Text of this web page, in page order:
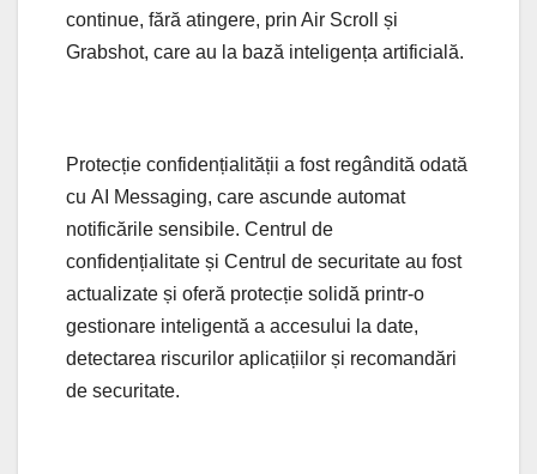
continue, fără atingere, prin Air Scroll și
Grabshot, care au la bază inteligența artificială.
Protecție confidențialității a fost regândită odată
cu AI Messaging, care ascunde automat
notificările sensibile. Centrul de
confidențialitate și Centrul de securitate au fost
actualizate și oferă protecție solidă printr-o
gestionare inteligentă a accesului la date,
detectarea riscurilor aplicațiilor și recomandări
de securitate.